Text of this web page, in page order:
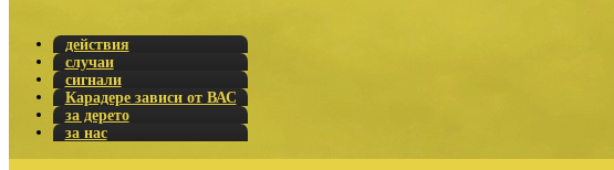
действия
случаи
сигнали
Карадере зависи от ВАС
за дерето
за нас